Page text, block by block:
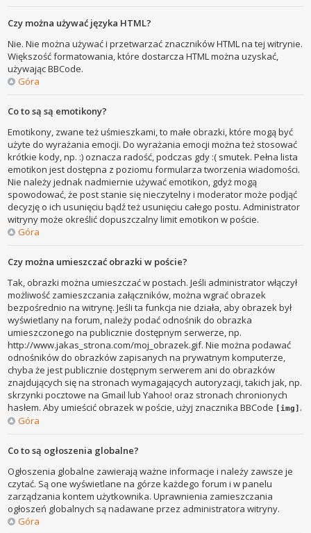
Czy można używać języka HTML?
Nie. Nie można używać i przetwarzać znaczników HTML na tej witrynie.
Większość formatowania, które dostarcza HTML można uzyskać,
używając BBCode.
Góra
Co to są są emotikony?
Emotikony, zwane też uśmieszkami, to małe obrazki, które mogą być
użyte do wyrażania emocji. Do wyrażania emocji można też stosować
krótkie kody, np. :) oznacza radość, podczas gdy :( smutek. Pełna lista
emotikon jest dostępna z poziomu formularza tworzenia wiadomości.
Nie należy jednak nadmiernie używać emotikon, gdyż mogą
spowodować, że post stanie się nieczytelny i moderator może podjąć
decyzję o ich usunięciu bądź też usunięciu całego postu. Administrator
witryny może określić dopuszczalny limit emotikon w poście.
Góra
Czy można umieszczać obrazki w poście?
Tak, obrazki można umieszczać w postach. Jeśli administrator włączył
możliwość zamieszczania załączników, można wgrać obrazek
bezpośrednio na witrynę. Jeśli ta funkcja nie działa, aby obrazek był
wyświetlany na forum, należy podać odnośnik do obrazka
umieszczonego na publicznie dostępnym serwerze, np.
http://www.jakas_strona.com/moj_obrazek.gif. Nie można podawać
odnośników do obrazków zapisanych na prywatnym komputerze,
chyba że jest publicznie dostępnym serwerem ani do obrazków
znajdujących się na stronach wymagających autoryzacji, takich jak, np.
skrzynki pocztowe na Gmail lub Yahoo! oraz stronach chronionych
hasłem. Aby umieścić obrazek w poście, użyj znacznika BBCode [img] .
Góra
Co to są ogłoszenia globalne?
Ogłoszenia globalne zawierają ważne informacje i należy zawsze je
czytać. Są one wyświetlane na górze każdego forum i w panelu
zarządzania kontem użytkownika. Uprawnienia zamieszczania
ogłoszeń globalnych są nadawane przez administratora witryny.
Góra